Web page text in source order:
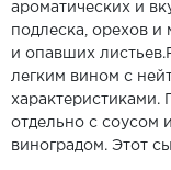
ароматических и
подлеска, орехов и
и опавших
легким вином с
характеристиками.
отдельно с соусом
виноградом. Этот